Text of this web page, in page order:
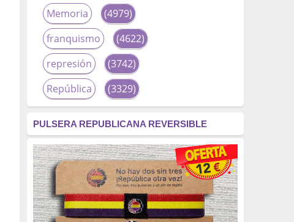
Memoria
(4979)
franquismo
(4622)
represión
(3742)
República
(3329)
fascismo
(2677)
tardofranquismo
(2320)
Actualidad
(2319)
monarquía
(2253)
PULSERA REPUBLICANA REVERSIBLE